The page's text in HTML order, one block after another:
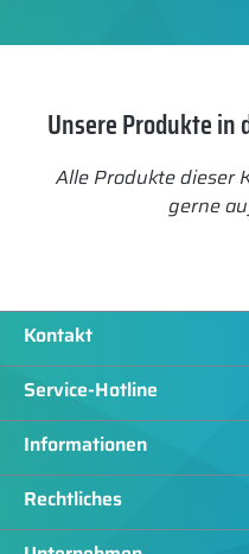
Unsere Produkte in
Alle Produkte dieser
gerne
Kontakt
Service-Hotline
Informationen
Rechtliches